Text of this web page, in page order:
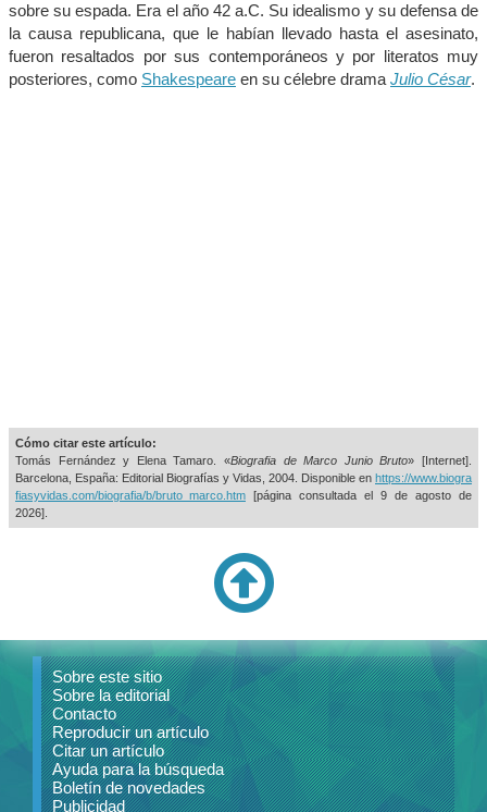
sobre su espada. Era el año 42 a.C. Su idealismo y su defensa de
la causa republicana, que le habían llevado hasta el asesinato,
fueron resaltados por sus contemporáneos y por literatos muy
posteriores, como Shakespeare en su célebre dramaJulio César.
Cómo citar este artículo:
Tomás Fernández y Elena Tamaro. «Biografia de Marco Junio Bruto» [Internet].
Barcelona, España: Editorial Biografías y Vidas, 2004. Disponible en https://www.biogra
fiasyvidas.com/biografia/b/bruto_marco.htm
[página consultada el 9 de agosto de
2026].
Sobre este sitio
Sobre la editorial
Contacto
Reproducir un artículo
Citar un artículo
Ayuda para la búsqueda
Boletín de novedades
Publicidad